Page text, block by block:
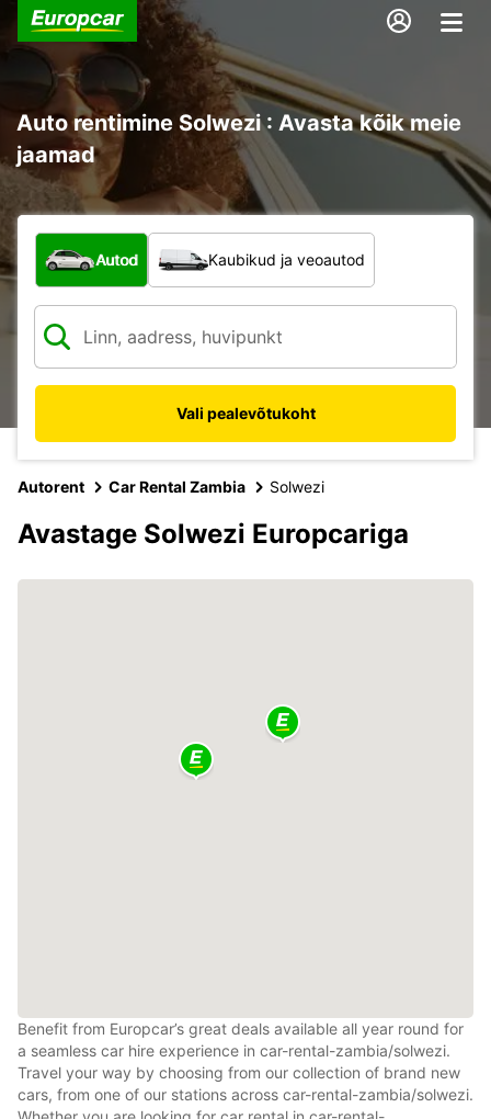
Auto rentimine Solwezi : Avasta kõik meie
jaamad
Mis tüüpi sõiduk?
Autod Kaubikud ja veoautod
Vali pealevõtukoht
Autorent Car Rental Zambia Solwezi
Avastage Solwezi Europcariga
Benefit from Europcar’s great deals available all year round for
a seamless car hire experience in car-rental-zambia/solwezi.
Travel your way by choosing from our collection of brand new
cars, from one of our stations across car-rental-zambia/solwezi.